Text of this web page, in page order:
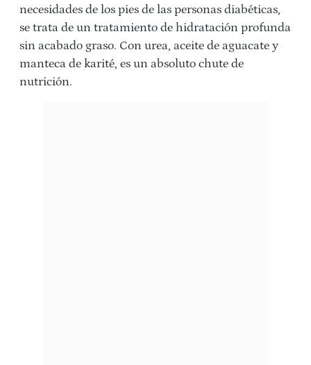
necesidades de los pies de las personas diabéticas,
se trata de un tratamiento de hidratación profunda
sin acabado graso. Con urea, aceite de aguacate y
manteca de karité, es un absoluto chute de
nutrición.